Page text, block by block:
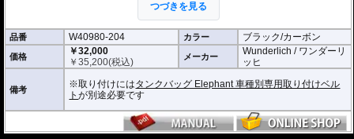
・給油時もタンクキャップにすばやくアクセスできます。
・生地の一部にカーボン素材を使用。
・防水加工 (完全防水を保証するものではありません)
・防水ファスナーを装備
・電源コードなどの取り回しに便利な防水グロメットを装備。
・米軍規格のMolleシステムを採用。様々なオプションが設置可能です。
D x W x H(cm) : 約 33 x 27 x 14
オプション
タンクバッグElephantに搭載可能な追加バッグなど様々なオプションをご用意
しております。
つづきを見る
品番 W40980-204 カラー ブラック/カーボン
価格
￥32,000
￥35,200(税込) メーカー
Wunderlich / ワンダーリ
ッヒ
備考 ※取り付けにはタンクバッグ Elephant 車種別専用取り付けベル
トが別途必要です